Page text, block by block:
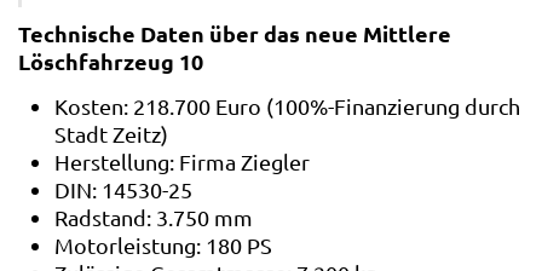
Technische Daten über das neue Mittlere
Löschfahrzeug 10
Kosten: 218.700 Euro (100%-Finanzierung durch
Stadt Zeitz)
Herstellung: Firma Ziegler
DIN: 14530-25
Radstand: 3.750 mm
Motorleistung: 180 PS